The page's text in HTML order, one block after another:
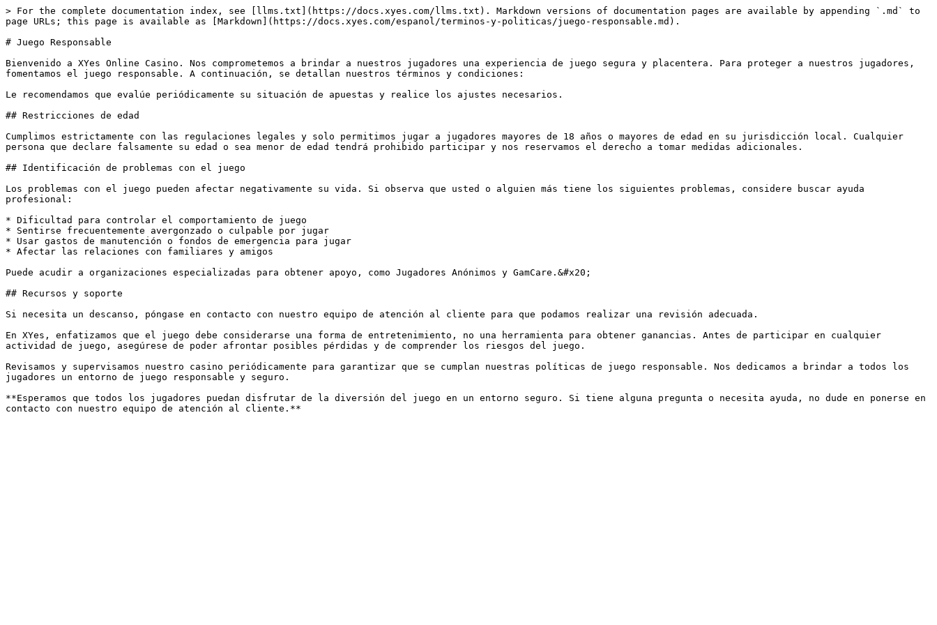
> For the complete documentation index, see [llms.txt](https://docs.xyes.com/llms.txt). Markdown versions of documentation pages are available by appending `.md` to
page URLs; this page is available as [Markdown](https://docs.xyes.com/espanol/terminos-y-politicas/juego-responsable.md).
# Juego Responsable
Bienvenido a XYes Online Casino. Nos comprometemos a brindar a nuestros jugadores una experiencia de juego segura y placentera. Para proteger a nuestros jugadores,
fomentamos el juego responsable. A continuación, se detallan nuestros términos y condiciones:
Le recomendamos que evalúe periódicamente su situación de apuestas y realice los ajustes necesarios.
## Restricciones de edad
Cumplimos estrictamente con las regulaciones legales y solo permitimos jugar a jugadores mayores de 18 años o mayores de edad en su jurisdicción local. Cualquier
persona que declare falsamente su edad o sea menor de edad tendrá prohibido participar y nos reservamos el derecho a tomar medidas adicionales.
## Identificación de problemas con el juego
Los problemas con el juego pueden afectar negativamente su vida. Si observa que usted o alguien más tiene los siguientes problemas, considere buscar ayuda
profesional:
* Dificultad para controlar el comportamiento de juego
* Sentirse frecuentemente avergonzado o culpable por jugar
* Usar gastos de manutención o fondos de emergencia para jugar
* Afectar las relaciones con familiares y amigos
Puede acudir a organizaciones especializadas para obtener apoyo, como Jugadores Anónimos y GamCare.&#x20;
## Recursos y soporte
Si necesita un descanso, póngase en contacto con nuestro equipo de atención al cliente para que podamos realizar una revisión adecuada.
En XYes, enfatizamos que el juego debe considerarse una forma de entretenimiento, no una herramienta para obtener ganancias. Antes de participar en cualquier
actividad de juego, asegúrese de poder afrontar posibles pérdidas y de comprender los riesgos del juego.
Revisamos y supervisamos nuestro casino periódicamente para garantizar que se cumplan nuestras políticas de juego responsable. Nos dedicamos a brindar a todos los
jugadores un entorno de juego responsable y seguro.
**Esperamos que todos los jugadores puedan disfrutar de la diversión del juego en un entorno seguro. Si tiene alguna pregunta o necesita ayuda, no dude en ponerse en